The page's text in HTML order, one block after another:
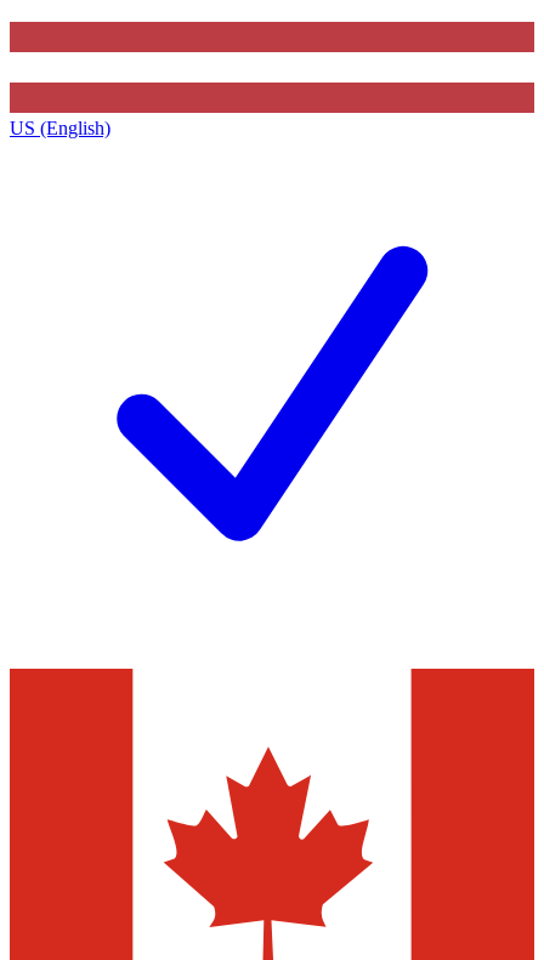
US (English)